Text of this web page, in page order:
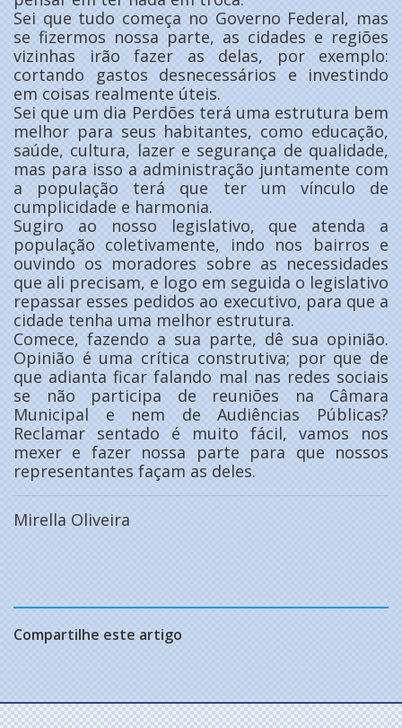
Sei que tudo começa no Governo Federal, mas
se fizermos nossa parte, as cidades e regiões
vizinhas irão fazer as delas, por exemplo:
cortando gastos desnecessários e investindo
em coisas realmente úteis.
Sei que um dia Perdões terá uma estrutura bem
melhor para seus habitantes, como educação,
saúde, cultura, lazer e segurança de qualidade,
mas para isso a administração juntamente com
a população terá que ter um vínculo de
cumplicidade e harmonia.
Sugiro ao nosso legislativo, que atenda a
população coletivamente, indo nos bairros e
ouvindo os moradores sobre as necessidades
que ali precisam, e logo em seguida o legislativo
repassar esses pedidos ao executivo, para que a
cidade tenha uma melhor estrutura.
Comece, fazendo a sua parte, dê sua opinião.
Opinião é uma crítica construtiva; por que de
que adianta ficar falando mal nas redes sociais
se não participa de reuniões na Câmara
Municipal e nem de Audiências Públicas?
Reclamar sentado é muito fácil, vamos nos
mexer e fazer nossa parte para que nossos
representantes façam as deles.
Mirella Oliveira
Compartilhe este artigo